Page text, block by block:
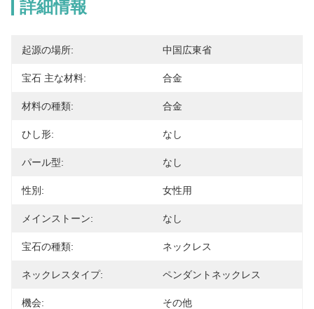
詳細情報
起源の場所: 中国広東省
宝石 主な材料: 合金
材料の種類: 合金
ひし形: なし
パール型: なし
性別: 女性用
メインストーン: なし
宝石の種類: ネックレス
ネックレスタイプ: ペンダントネックレス
機会: その他